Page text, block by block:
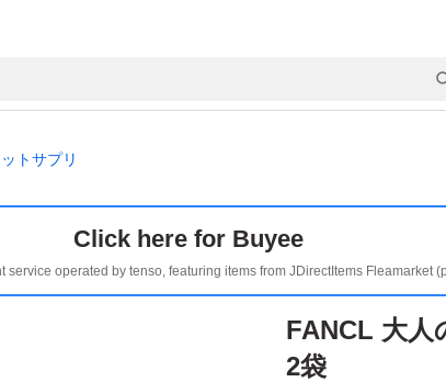
トサプリ
Click here for Buyee
service operated by tenso, featuring items from JDirectItems Fleamarket
FANCL 大人
2袋